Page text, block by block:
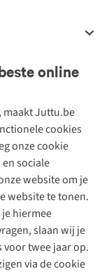
online
maakt Juttu.be
cookies
onze cookie
sociale
website om je
website te tonen.
je hiermee
slaan wij je
twee jaar op.
via de cookie